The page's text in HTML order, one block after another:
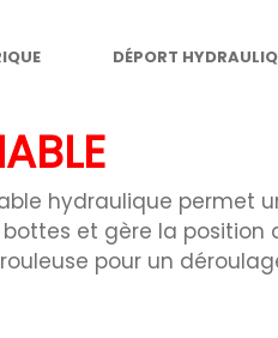
DÉPORT
hydraulique permet
et gère la position
pour un